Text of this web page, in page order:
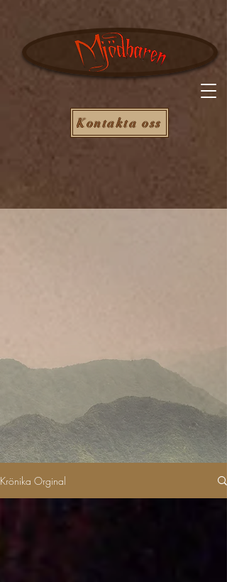
Kontakta oss
Krönika Orginal